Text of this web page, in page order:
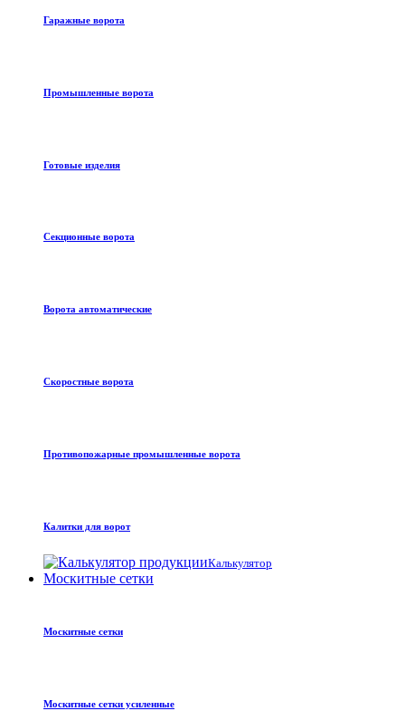
Гаражные ворота
Промышленные ворота
Готовые изделия
Секционные ворота
Ворота автоматические
Скоростные ворота
Противопожарные промышленные ворота
Калитки для ворот
Калькулятор
Москитные сетки
Москитные сетки
Москитные сетки усиленные